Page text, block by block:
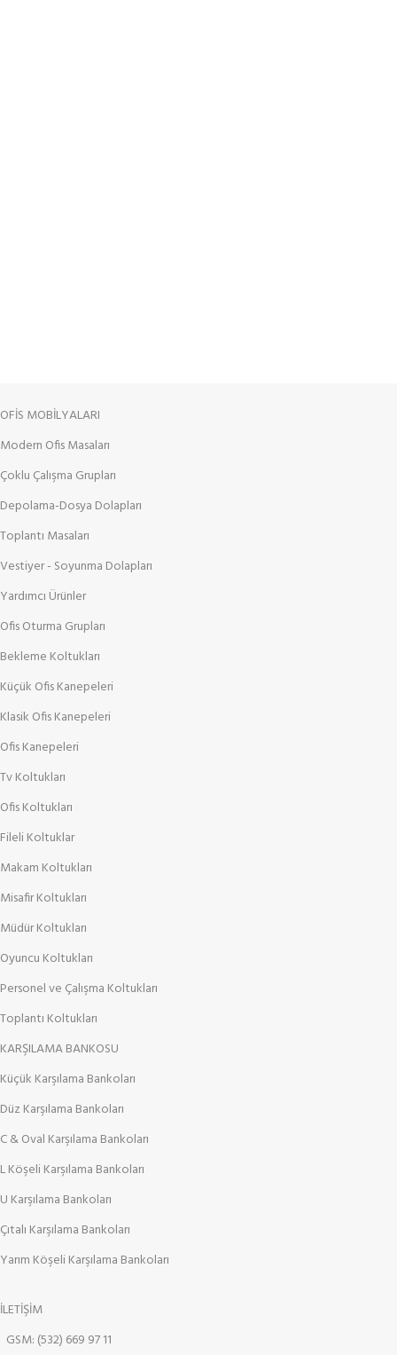
OFİS MOBİLYALARI
Modern Ofis Masaları
Çoklu Çalışma Grupları
Depolama-Dosya Dolapları
Toplantı Masaları
Vestiyer - Soyunma Dolapları
Yardımcı Ürünler
Ofis Oturma Grupları
Bekleme Koltukları
Küçük Ofis Kanepeleri
Klasik Ofis Kanepeleri
Ofis Kanepeleri
Tv Koltukları
Ofis Koltukları
Fileli Koltuklar
Makam Koltukları
Misafir Koltukları
Müdür Koltukları
Oyuncu Koltukları
Personel ve Çalışma Koltukları
Toplantı Koltukları
KARŞILAMA BANKOSU
Küçük Karşılama Bankoları
Düz Karşılama Bankoları
C & Oval Karşılama Bankoları
L Köşeli Karşılama Bankoları
U Karşılama Bankoları
Çıtalı Karşılama Bankoları
Yarım Köşeli Karşılama Bankoları
İLETİŞİM
GSM: (532) 669 97 11